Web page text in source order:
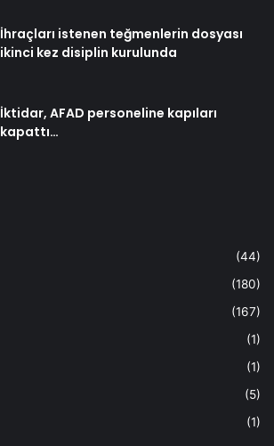
İhraçları istenen teğmenlerin dosyası
ikinci kez disiplin kurulunda
İktidar, AFAD personeline kapıları
kapattı…
(44)
(180)
(167)
(1)
(1)
(5)
(1)